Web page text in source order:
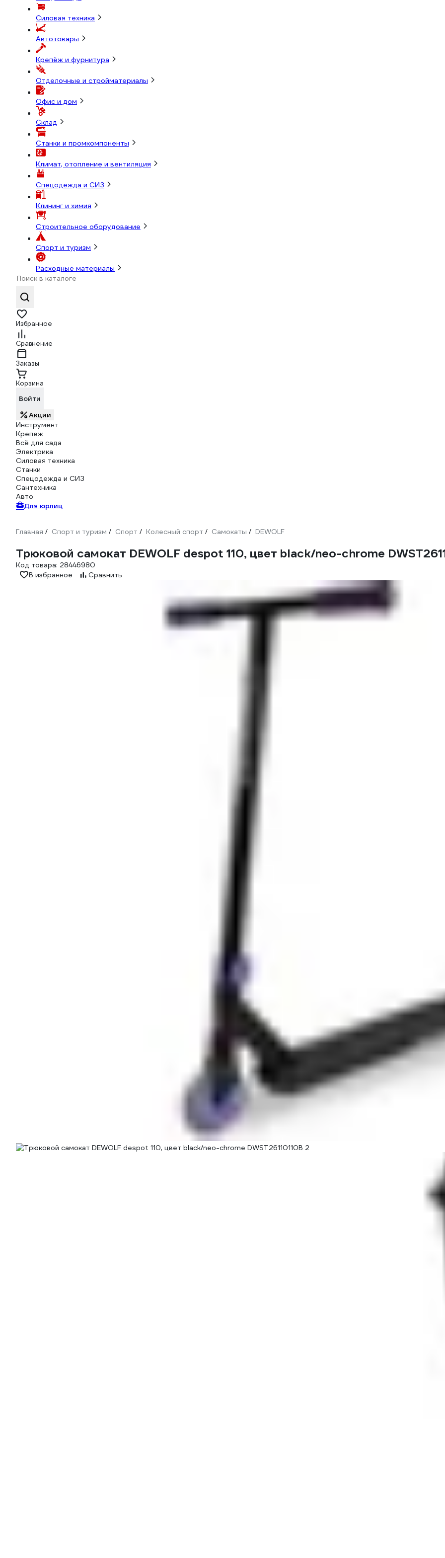
Силовая техника
Автотовары
Крепёж и фурнитура
Отделочные и стройматериалы
Офис и дом
Склад
Станки и промкомпоненты
Климат, отопление и вентиляция
Спецодежда и СИЗ
Клининг и химия
Строительное оборудование
Спорт и туризм
Расходные материалы
Избранное
Сравнение
Заказы
Корзина
Войти
Акции
Инструмент
Крепеж
Всё для сада
Электрика
Силовая техника
Станки
Спецодежда и СИЗ
Сантехника
Авто
Для юрлиц
Главная / Спорт и туризм / Спорт / Колесный спорт / Самокаты / DEWOLF
Трюковой самокат DEWOLF despot 110, цвет black/neo-chrome
Код товара: 28446980
В избранное
Сравнить